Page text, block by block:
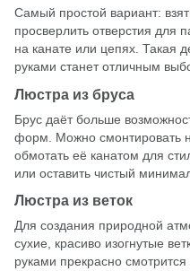
Самый простой вариант:
просверлить отверстия для
на канате или цепях. Такая
руками станет отличным
Люстра из бруса
Брус даёт больше
форм. Можно смонтировать
обмотать её канатом для
или оставить чистый
Люстра из веток
Для создания природной
сухие, красиво изогнутые
руками прекрасно смотрится